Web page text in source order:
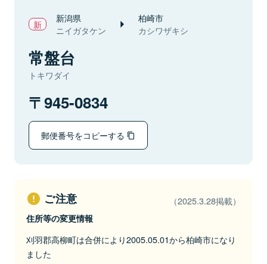
新潟県
ニイガタケン
柏崎市
カシワザキシ
常盤台
トキワダイ
945-0834
郵便番号をコピーする
ご注意 （2025.3.28掲載）
住所等の変更情報
刈羽郡高柳町は合併により2005.05.01から柏崎市になり
ました